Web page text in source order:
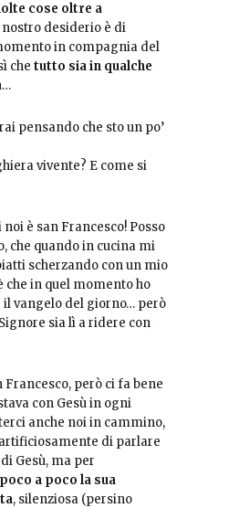
cose oltre a
nostro desiderio è di
in compagnia del
che tutto sia in qualche
…
pensando che sto un po’
vivente? E come si
è san Francesco! Posso
che quando in cucina mi
scherzando con un mio
che in quel momento ho
vangelo del giorno… però
sia lì a ridere con
Francesco, però ci fa bene
con Gesù in ogni
anche noi in cammino,
di parlare
Gesù, ma per
a poco la sua
, silenziosa (persino